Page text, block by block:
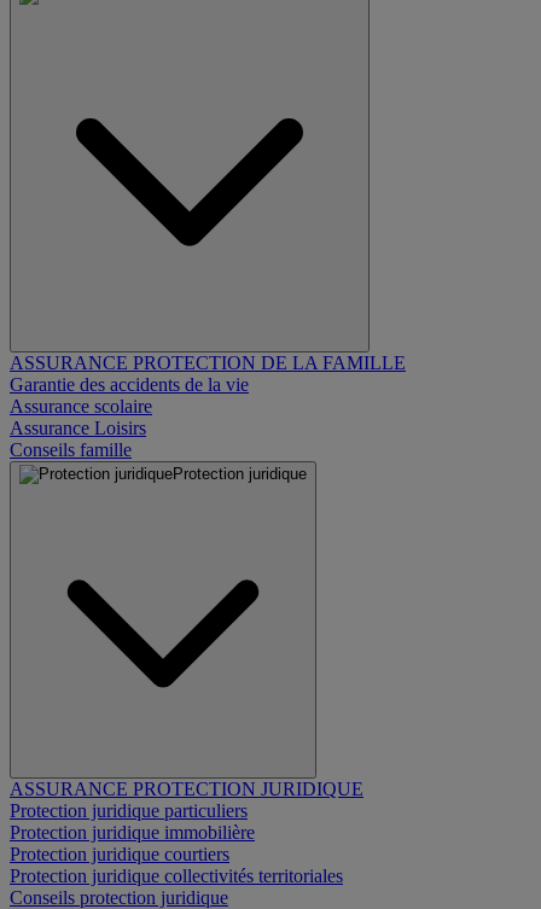
ASSURANCE PROTECTION DE LA FAMILLE
Garantie des accidents de la vie
Assurance scolaire
Assurance Loisirs
Conseils famille
Protection juridique
ASSURANCE PROTECTION JURIDIQUE
Protection juridique particuliers
Protection juridique immobilière
Protection juridique courtiers
Protection juridique collectivités territoriales
Conseils protection juridique